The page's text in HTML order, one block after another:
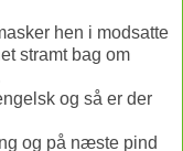
hen i modsatte
stramt bag om
og så er der
og på næste pind